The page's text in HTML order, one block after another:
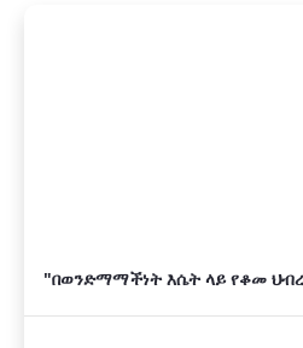
"በወንድማማችነት እሴት ላይ የቆመ